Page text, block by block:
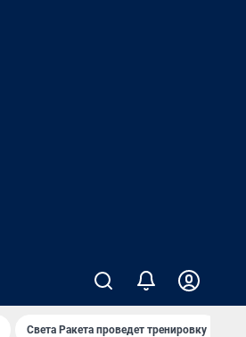
Света Ракета проведет тренировку